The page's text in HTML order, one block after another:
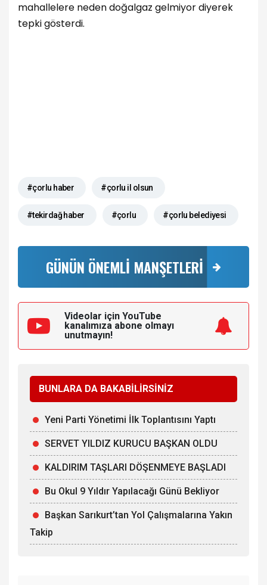
mahallelere neden doğalgaz gelmiyor diyerek
tepki gösterdi.
#çorlu haber #çorlu il olsun
#tekirdağ haber #çorlu #çorlu belediyesi
GÜNÜN ÖNEMLİ MANŞETLERİ
Videolar için YouTube
kanalımıza abone olmayı
unutmayın!
BUNLARA DA BAKABİLİRSİNİZ
Yeni Parti Yönetimi İlk Toplantısını Yaptı
SERVET YILDIZ KURUCU BAŞKAN OLDU
KALDIRIM TAŞLARI DÖŞENMEYE BAŞLADI
Bu Okul 9 Yıldır Yapılacağı Günü Bekliyor
Başkan Sarıkurt’tan Yol Çalışmalarına Yakın
Takip